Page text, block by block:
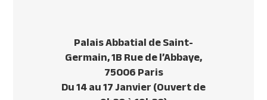
Palais Abbatial de Saint-
Germain, 1B Rue de l’Abbaye,
75006 Paris
Du 14 au 17 Janvier (Ouvert de